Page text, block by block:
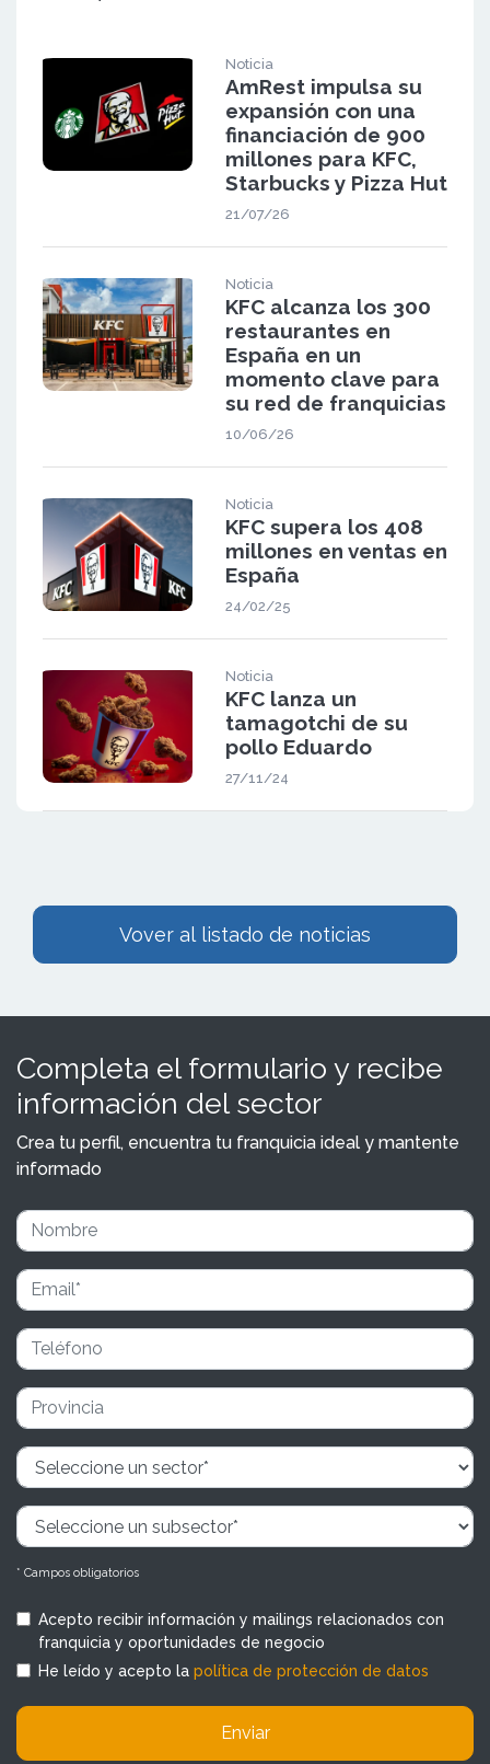
Noticia
AmRest impulsa su
expansión con una
financiación de 900
millones para KFC,
Starbucks y Pizza Hut
21/07/26
Noticia
KFC alcanza los 300
restaurantes en
España en un
momento clave para
su red de franquicias
10/06/26
Noticia
KFC supera los 408
millones en ventas en
España
24/02/25
Noticia
KFC lanza un
tamagotchi de su
pollo Eduardo
27/11/24
Vover al listado de noticias
Completa el formulario y recibe
información del sector
Crea tu perfil, encuentra tu franquicia ideal y mantente
informado
* Campos obligatorios
Acepto recibir información y mailings relacionados con
franquicia y oportunidades de negocio
He leído y acepto la política de protección de datos
Enviar